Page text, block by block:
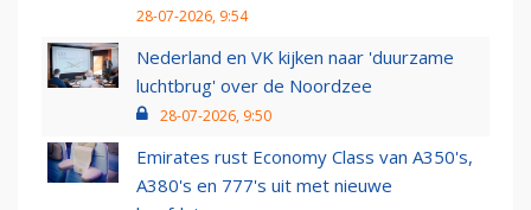
28-07-2026, 9:54
Nederland en VK kijken naar 'duurzame
luchtbrug' over de Noordzee
28-07-2026, 9:50
Emirates rust Economy Class van A350's,
A380's en 777's uit met nieuwe